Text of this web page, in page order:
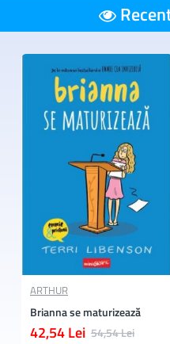
ARTHUR
Brianna se maturizează
42,54 Lei 54,54 Lei